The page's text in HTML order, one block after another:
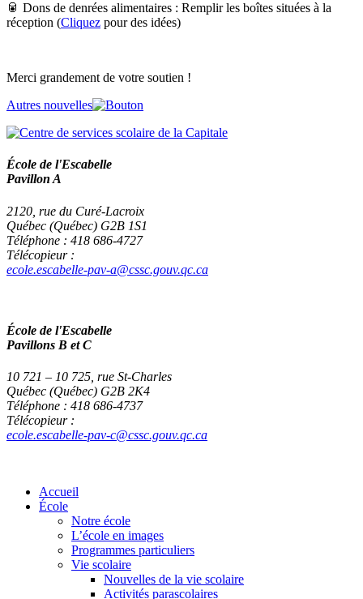
🥫 Dons de denrées alimentaires : Remplir les boîtes situées à la
réception (Cliquez pour des idées)
Merci grandement de votre soutien !
Autres nouvelles
École de l'Escabelle
Pavillon A
2120, rue du Curé-Lacroix
Québec (Québec) G2B 1S1
Téléphone : 418 686-4727
Télécopieur :
ecole.escabelle-pav-a@cssc.gouv.qc.ca
École de l'Escabelle
Pavillons B et C
10 721 – 10 725, rue St-Charles
Québec (Québec) G2B 2K4
Téléphone : 418 686-4737
Télécopieur :
ecole.escabelle-pav-c@cssc.gouv.qc.ca
Accueil
École
Notre école
L’école en images
Programmes particuliers
Vie scolaire
Nouvelles de la vie scolaire
Activités parascolaires